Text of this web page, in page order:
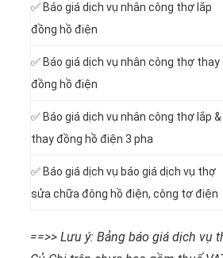
✅ Báo giá dịch vụ nhân công thợ lắp
đồng hồ điện
✅ Báo giá dịch vụ nhân công thợ thay
đồng hồ điện
✅ Báo giá dịch vụ nhân công thợ lắp &
thay đồng hồ điện 3 pha
✅ Báo giá dịch vụ báo giá dịch vụ thợ
sửa chữa đông hồ điện, công tơ điện
==>> Lưu ý: Bảng báo giá dịch vụ